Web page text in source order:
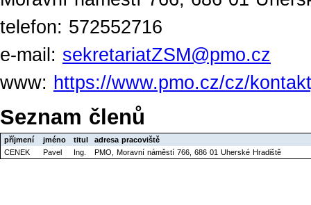
telefon: 572552716
e-mail: sekretariatZSM@pmo.cz
www: https://www.pmo.cz/cz/
Seznam členů
příjmení jméno titul
adresa pracoviště
CENEK
Pavel Ing. PMO, Moravní náměstí 766, 686 01 Uherské Hradiště